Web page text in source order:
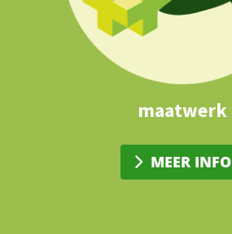
maatwerk
MEER INFO